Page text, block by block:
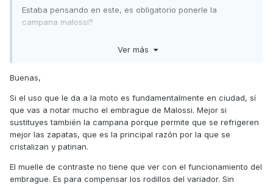
Estaba pensando en este, es obligatorio ponerle la
campana malossi?
5217420.html?
rZ_sipJxZTtVXN08Y2c4_TCR6EUM-
DrfQUBoCM5MQAvD_BwE
Ver más
Buenas,
Si el uso que le da a la moto es fundamentalmente en ciudad, sí
que vas a notar mucho el embrague de Malossi. Mejor si
sustituyes también la campana porque permite que se refrigeren
mejor las zapatas, que es la principal razón por la que se
cristalizan y patinan.
El muelle de contraste no tiene que ver con el funcionamiento del
embrague. Es para compensar los rodillos del variador. Sin